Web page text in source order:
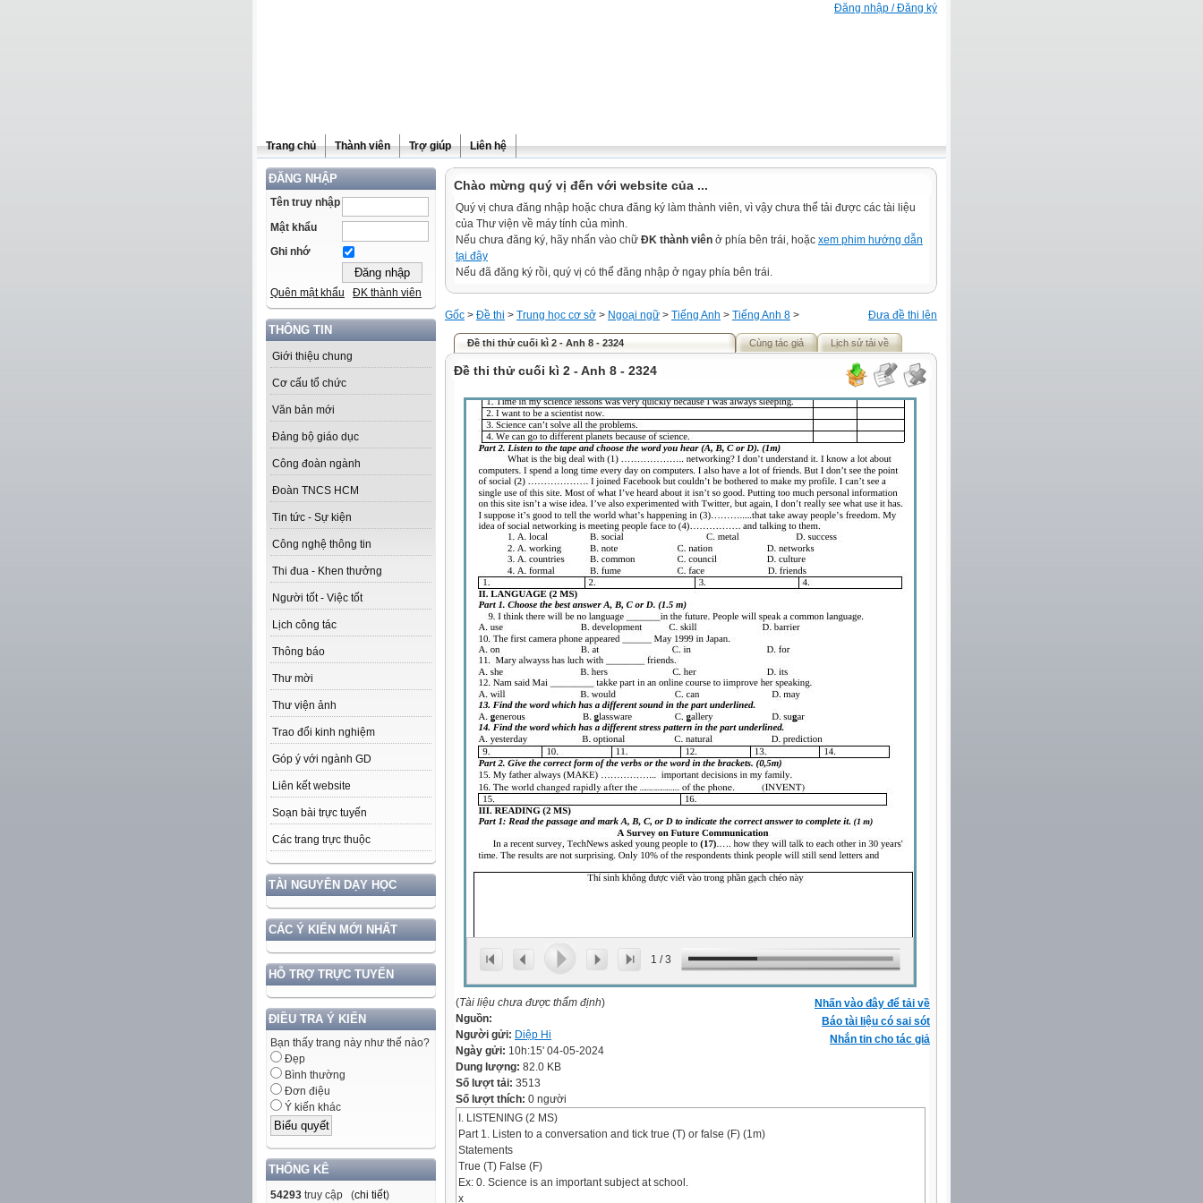
Đăng nhập / Đăng ký
Trang chủ Thành viên Trợ giúp Liên hệ
ĐĂNG NHẬP
Tên truy nhập
Mật khẩu
Ghi nhớ
Quên mật khẩu ĐK thành viên
THÔNG TIN
Giới thiệu chung
Cơ cấu tổ chức
Văn bản mới
Đảng bộ giáo dục
Công đoàn ngành
Đoàn TNCS HCM
Tin tức - Sự kiện
Công nghệ thông tin
Thi đua - Khen thưởng
Người tốt - Việc tốt
Lịch công tác
Thông báo
Thư mời
Thư viện ảnh
Trao đổi kinh nghiệm
Góp ý với ngành GD
Liên kết website
Soạn bài trực tuyến
Các trang trực thuộc
TÀI NGUYÊN DẠY HỌC
CÁC Ý KIẾN MỚI NHẤT
HỖ TRỢ TRỰC TUYẾN
ĐIỀU TRA Ý KIẾN
Bạn thấy trang này như thế nào?
Đẹp
Bình thường
Đơn điệu
Ý kiến khác
THỐNG KÊ
54293 truy cập (chi tiết)
Chào mừng quý vị đến với website của ...
Quý vị chưa đăng nhập hoặc chưa đăng ký làm thành viên, vì vậy chưa thể tải được các tài liệu
của Thư viện về máy tính của mình.
Nếu chưa đăng ký, hãy nhấn vào chữ ĐK thành viên ở phía bên trái, hoặc xem phim hướng dẫn
tại đây
Nếu đã đăng ký rồi, quý vị có thể đăng nhập ở ngay phía bên trái.
Đưa đề thi lên
Gốc > Đề thi > Trung học cơ sở > Ngoại ngữ > Tiếng Anh > Tiếng Anh 8 >
Đề thi thử cuối kì 2 - Anh 8 - 2324 Cùng tác giả Lịch sử tải về
Đề thi thử cuối kì 2 - Anh 8 - 2324
1 /3
Nhấn vào đây để tải về
Báo tài liệu có sai sót
Nhắn tin cho tác giả
(Tài liệu chưa được thẩm định)
Nguồn:
Người gửi: Diệp Hi
Ngày gửi: 10h:15' 04-05-2024
Dung lượng: 82.0 KB
Số lượt tải: 3513
Số lượt thích: 0 người
I. LISTENING (2 MS)
Part 1. Listen to a conversation and tick true (T) or false (F) (1m)
Statements
True (T) False (F)
Ex: 0. Science is an important subject at school.
x